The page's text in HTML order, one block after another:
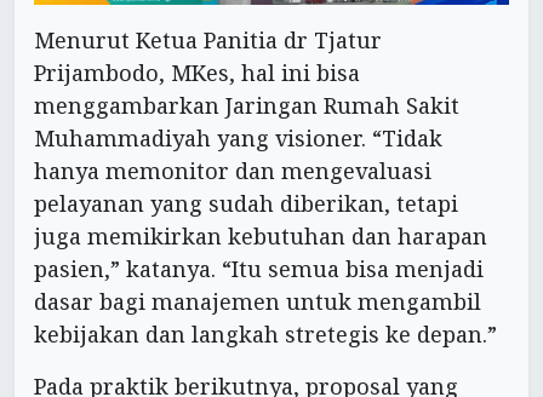
Menurut Ketua Panitia dr Tjatur
Prijambodo, MKes, hal ini bisa
menggambarkan Jaringan Rumah Sakit
Muhammadiyah yang visioner. “Tidak
hanya memonitor dan mengevaluasi
pelayanan yang sudah diberikan, tetapi
juga memikirkan kebutuhan dan harapan
pasien,” katanya. “Itu semua bisa menjadi
dasar bagi manajemen untuk mengambil
kebijakan dan langkah stretegis ke depan.”
Pada praktik berikutnya, proposal yang